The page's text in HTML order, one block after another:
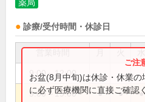
薬局
診療/受付時間・休診日
9:00～12:00
9:00～19:00 ● ● ●
お盆(8月中旬)は休診・休業
に必ず医療機関に直接ご確認